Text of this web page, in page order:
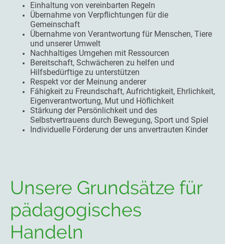
Einhaltung von vereinbarten Regeln
Übernahme von Verpflichtungen für die
Gemeinschaft
Übernahme von Verantwortung für Menschen, Tiere
und unserer Umwelt
Nachhaltiges Umgehen mit Ressourcen
Bereitschaft, Schwächeren zu helfen und
Hilfsbedürftige zu unterstützen
Respekt vor der Meinung anderer
Fähigkeit zu Freundschaft, Aufrichtigkeit, Ehrlichkeit,
Eigenverantwortung, Mut und Höflichkeit
Stärkung der Persönlichkeit und des
Selbstvertrauens durch Bewegung, Sport und Spiel
Individuelle Förderung der uns anvertrauten Kinder
Unsere Grundsätze für
pädagogisches
Handeln